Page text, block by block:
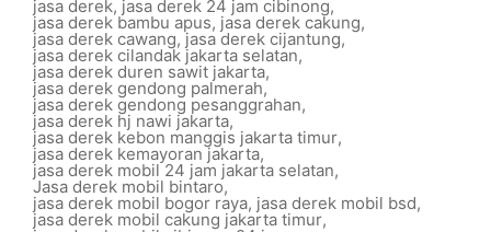
jasa derek, jasa derek 24 jam cibinong,
jasa derek bambu apus, jasa derek cakung,
jasa derek cawang,jasa derek cijantung,
jasa derek cilandak jakarta selatan,
jasa derek duren sawit jakarta,
jasa derek gendong palmerah,
jasa derek gendong pesanggrahan,
jasa derek hj nawi jakarta,
jasa derek kebon manggis jakarta timur,
jasa derek kemayoran jakarta,
jasa derek mobil 24 jam jakarta selatan,
Jasa derek mobil bintaro,
jasa derek mobil bogor raya, jasa derek mobil bsd,
jasa derek mobil cakung jakarta timur,